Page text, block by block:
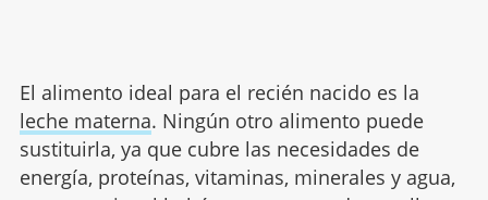
El alimento ideal para el recién nacido es la
leche materna. Ningún otro alimento puede
sustituirla, ya que cubre las necesidades de
energía, proteínas, vitaminas, minerales y agua,